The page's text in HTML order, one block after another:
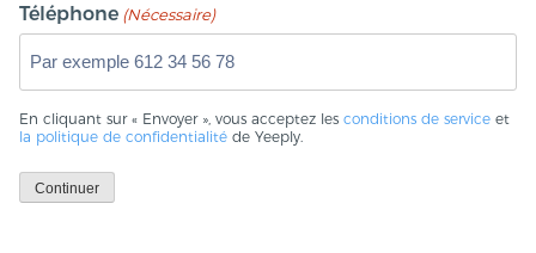
Téléphone (Nécessaire)
En cliquant sur « Envoyer », vous acceptez les conditions de service et
la politique de confidentialité de Yeeply.
Continuer